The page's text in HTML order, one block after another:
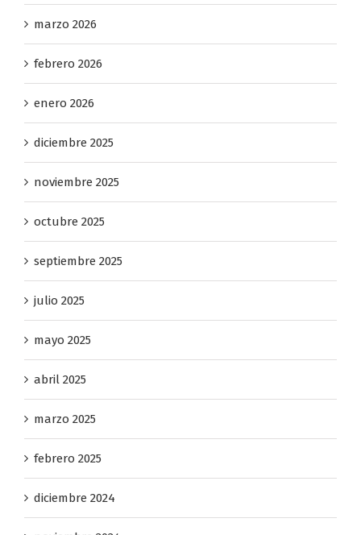
marzo 2026
febrero 2026
enero 2026
diciembre 2025
noviembre 2025
octubre 2025
septiembre 2025
julio 2025
mayo 2025
abril 2025
marzo 2025
febrero 2025
diciembre 2024